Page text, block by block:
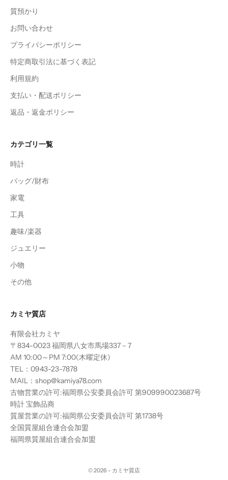
質預かり
お問い合わせ
プライバシーポリシー
特定商取引法に基づく表記
利用規約
支払い・配送ポリシー
返品・返金ポリシー
カテゴリ一覧
時計
バッグ/財布
家電
工具
趣味/楽器
ジュエリー
小物
その他
カミヤ質店
有限会社カミヤ
〒834-0023 福岡県八女市馬場337－7
AM 10:00～PM 7:00(木曜定休)
TEL：0943-23-7878
MAIL：shop@kamiya78.com
古物営業の許可:福岡県公安委員会許可 第909990023687号
時計 宝飾品商
質屋営業の許可:福岡県公安委員会許可 第1738号
全国質屋組合連合会加盟
福岡県質屋組合連合会加盟
© 2026 - カミヤ質店